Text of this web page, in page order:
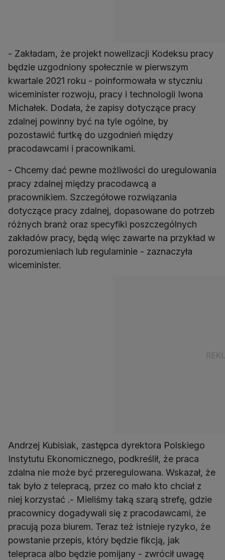
- Zakładam, że projekt nowelizacji Kodeksu pracy
będzie uzgodniony społecznie w pierwszym
kwartale 2021 roku - poinformowała w styczniu
wiceminister rozwoju, pracy i technologii Iwona
Michałek. Dodała, że zapisy dotyczące pracy
zdalnej powinny być na tyle ogólne, by
pozostawić furtkę do uzgodnień między
pracodawcami i pracownikami.
- Chcemy dać pewne możliwości do uregulowania
pracy zdalnej między pracodawcą a
pracownikiem. Szczegółowe rozwiązania
dotyczące pracy zdalnej, dopasowane do potrzeb
różnych branż oraz specyfiki poszczególnych
zakładów pracy, będą więc zawarte na przykład w
porozumieniach lub regulaminie - zaznaczyła
wiceminister.
Andrzej Kubisiak, zastępca dyrektora Polskiego
Instytutu Ekonomicznego, podkreślił, że praca
zdalna nie może być przeregulowana. Wskazał, że
tak było z telepracą, przez co mało kto chciał z
niej korzystać .- Mieliśmy taką szarą strefę, gdzie
pracownicy dogadywali się z pracodawcami, że
pracują poza biurem. Teraz też istnieje ryzyko, że
powstanie przepis, który będzie fikcją, jak
telepraca albo będzie pomijany - zwrócił uwagę